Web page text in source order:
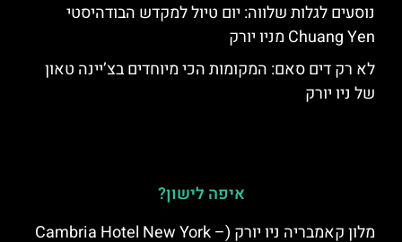
נוסעים לגלות שלווה: יום טיול למקדש הבודהיסטי
Chuang Yen מניו יורק
לא רק דים סאם: המקומות הכי מיוחדים בצ’יינה טאון
של ניו יורק
איפה לישון?
מלון קאמבריה ניו יורק (Cambria Hotel New York –